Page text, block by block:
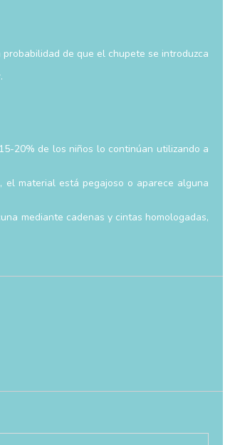
de que el chupete se introduzca
20% de los niños lo continúan utilizando a
material está pegajoso o aparece alguna
mediante cadenas y cintas homologadas,